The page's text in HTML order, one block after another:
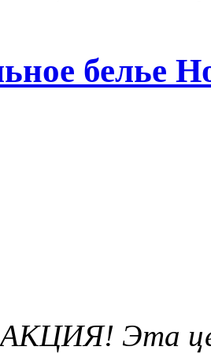
белье
АКЦИЯ! Эта